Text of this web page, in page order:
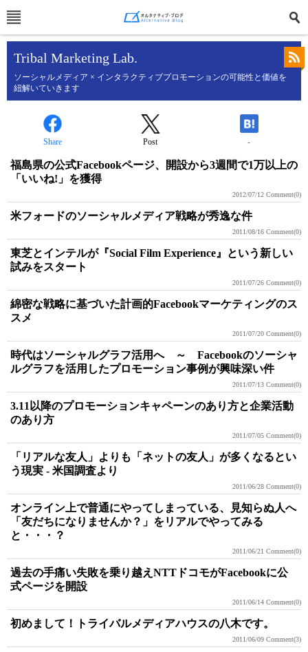
Tribal Marketing Lab.
ソーシャルメディア × インタラクティブプロモーションの可能性と価値を
紐解いていきます
Share Post -
福島県の公式Facebookページ、開設から3週間で1万以上の
「いいね!」を獲得
2012/07/12 Comment(0)
米フォードのソーシャルメディア戦略が秀逸な件
2011/08/16 Comment(0)
東芝とインテルが『Social Film Experience』という新しい
試みをスタート
2011/07/26 Comment(0)
綿密な戦略に基づいた計画的Facebookマーケティングのス
スメ
2011/07/20 Comment(0)
時代はソーシャルグラフ活用へ ～ Facebookのソーシャ
ルグラフを活用したプロモーション事例が興味深い件
2011/07/13 Comment(0)
3.11以降のプロモーションキャペーンのあり方と企業活動
のあり方
2011/07/05 Comment(0)
「リアルな友人」よりも「ネットの友人」が多くなるとい
う現実 - 米国調査より
2011/06/28 Comment(0)
オンライン上で普通にやってしまっている、見知らぬ人へ
「友だちになりませんか？」をリアルでやってみる
と・・・？
2011/06/21 Comment(0)
過去の手痛い失敗を乗り越えNTTドコモがFacebookに公
式ページを開設
2011/06/14 Comment(0)
初めまして！トライバルメディアハウスの八木です。
2011/06/09 Comment(3)